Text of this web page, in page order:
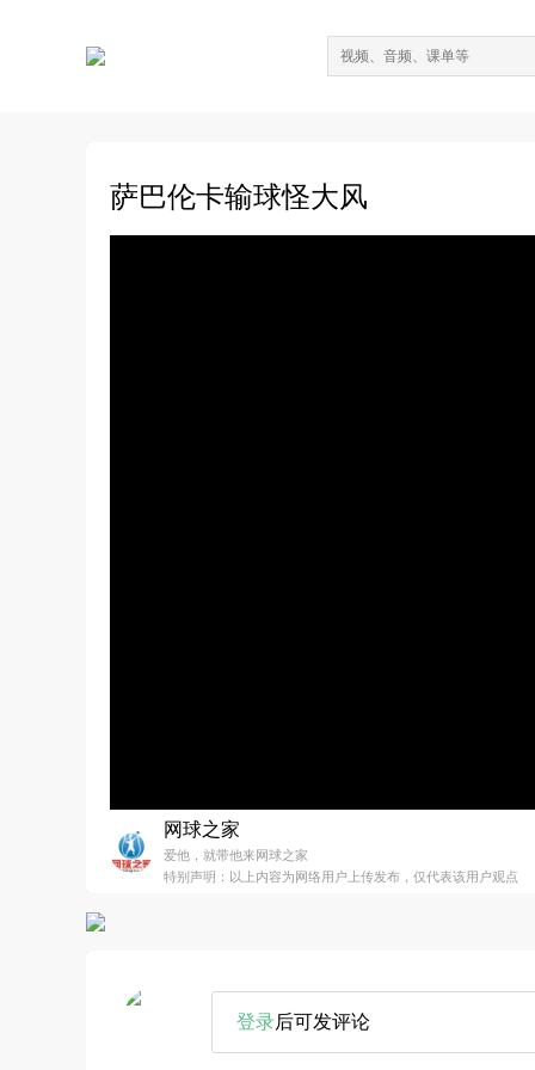
萨巴伦卡输球怪大风
网球之家
爱他，就带他来网球之家
特别声明：以上内容为网络用户上传发布，仅代表该用户观点
登录后可发评论